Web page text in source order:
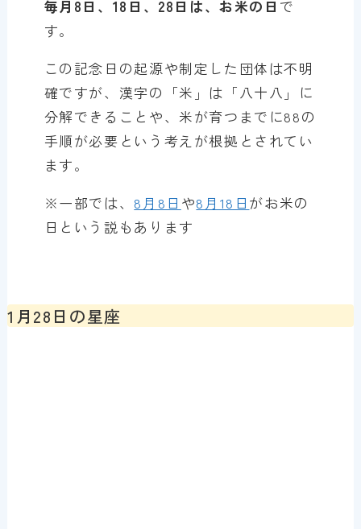
毎月8日、18日、28日は、お米の日 で
す。
この記念日の起源や制定した団体は不明
確ですが、漢字の「米」は「八十八」に
分解できることや、米が育つまでに88の
手順が必要という考えが根拠とされてい
ます。
※一部では、 8月8日 や8月18日 がお米の
日という説もあります
1月28日の星座